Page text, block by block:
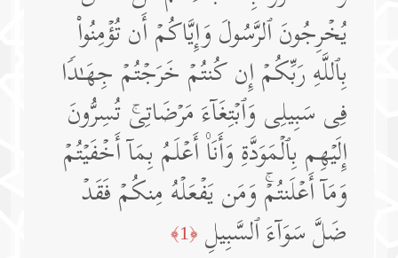
یُخۡرِجُونَ ٱلرَّسُولَ وَإِیَّاكُمۡ أَن تُؤۡمِنُوا۟
بِٱللَّهِ رَبِّكُمۡ إِن كُنتُمۡ خَرَجۡتُمۡ جِهَـٰدࣰا
فِی سَبِیلِی وَٱبۡتِغَاۤءَ مَرۡضَاتِیۚ تُسِرُّونَ
إِلَیۡهِم بِٱلۡمَوَدَّةِ وَأَنَا۠ أَعۡلَمُ بِمَاۤ أَخۡفَیۡتُمۡ
وَمَاۤ أَعۡلَنتُمۡۚ وَمَن یَفۡعَلۡهُ مِنكُمۡ فَقَدۡ
ضَلَّ سَوَاۤءَ ٱلسَّبِیلِ ﴿1﴾